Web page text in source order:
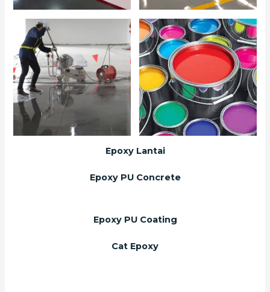
Epoxy Lantai
Epoxy PU Concrete
Epoxy PU Coating
Cat Epoxy